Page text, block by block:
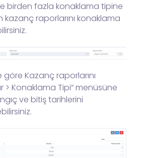
birden fazla konaklama tipine
raporlarını konaklama
Kazanç raporlarını
> Konaklama Tipi” menüsüne
ve bitiş tarihlerini